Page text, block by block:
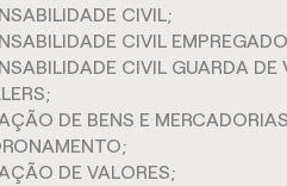
CIVIL;
CIVIL
CIVIL GUARDA
DE BENS E
DE VALORES;